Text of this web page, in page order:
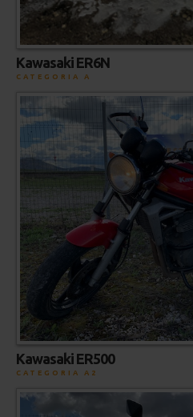
Kawasaki ER6N
CATEGORIA A
Kawasaki ER500
CATEGORIA A2